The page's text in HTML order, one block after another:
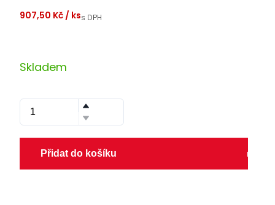
907,50 Kč / kss DPH
Skladem
Přidat do košíku